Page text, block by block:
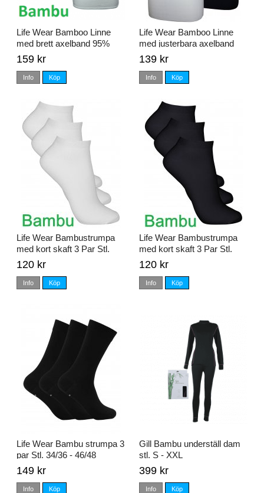
Life Wear Bamboo Linne
med brett axelband 95%
Bambu
159 kr
Info Köp
Life Wear Bamboo Linne
med justerbara axelband
95% Bambu
139 kr
Info Köp
Life Wear Bambustrumpa
med kort skaft 3 Par Stl.
34/36 - 46/48
120 kr
Info Köp
Life Wear Bambustrumpa
med kort skaft 3 Par Stl.
34/36 - 46/48
120 kr
Info Köp
Life Wear Bambu strumpa 3
par Stl. 34/36 - 46/48
149 kr
Info Köp
Gill Bambu underställ dam
stl. S - XXL
399 kr
Info Köp